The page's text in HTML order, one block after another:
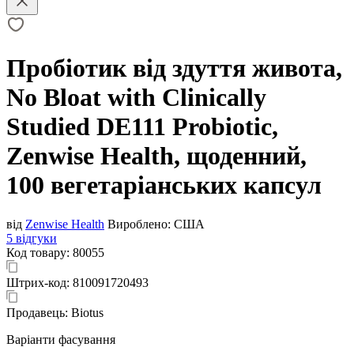
Пробіотик від здуття живота,
No Bloat with Clinically
Studied DE111 Probiotic,
Zenwise Health, щоденний,
100 вегетаріанських капсул
від Zenwise Health Вироблено: США
5 відгуки
Код товару: 80055
Штрих-код: 810091720493
Продавець: Biotus
Варіанти фасування